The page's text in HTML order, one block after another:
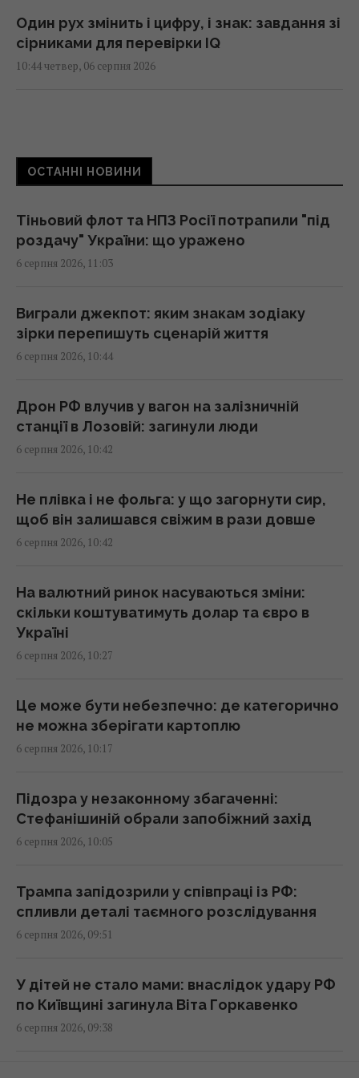
Один рух змінить і цифру, і знак: завдання зі
сірниками для перевірки IQ
10:44 четвер, 06 серпня 2026
цілі
10:43 четвер, 06 серпня 2026
Українські дрони уразили два величезних
НПЗ в Росії: Зеленський розкрив деталі
(відео)
Мозгова пояснила, чому не їде з України під
час війни
Другий урожай до холодів гарантовано:
що встигне вирости після цибулі та часнику
У банках та обмінниках зріс євро: курс
валют на 6 серпня
Стефанішиній обрали запобіжний захід
10:21 четвер, 06 серпня 2026
загадкові явища на поверхні Сонця
10:09 четвер, 06 серпня 2026
проблему нестачі ракет до Patriot
09:51 четвер, 06 серпня 2026
TWZ пояснили сенс атаки на Ан-124 у
Німеччині
09:45 четвер, 06 серпня 2026
Відомий український актор чесно назвав
суму, яку можна заробити у кіно
09:44 четвер, 06 серпня 2026
ОСТАННІ НОВИНИ
Тіньовий флот та НПЗ Росії потрапили "під
роздачу" України: що уражено
6 серпня 2026, 11:03
Виграли джекпот: яким знакам зодіаку
зірки перепишуть сценарій життя
6 серпня 2026, 10:44
Дрон РФ влучив у вагон на залізничній
станції в Лозовій: загинули люди
6 серпня 2026, 10:42
Не плівка і не фольга: у що загорнути сир,
щоб він залишався свіжим в рази довше
6 серпня 2026, 10:42
На валютний ринок насуваються зміни:
скільки коштуватимуть долар та євро в
Україні
6 серпня 2026, 10:27
Це може бути небезпечно: де категорично
не можна зберігати картоплю
6 серпня 2026, 10:17
Підозра у незаконному збагаченні:
Стефанішиній обрали запобіжний захід
6 серпня 2026, 10:05
Трампа запідозрили у співпраці із РФ:
спливли деталі таємного розслідування
6 серпня 2026, 09:51
У дітей не стало мами: внаслідок удару РФ
по Київщині загинула Віта Горкавенко
6 серпня 2026, 09:38